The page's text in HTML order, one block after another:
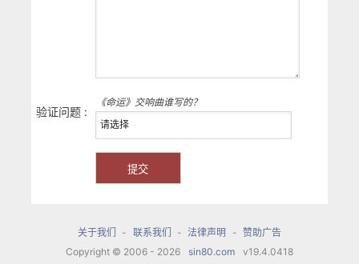
验证问题 :
《命运》交响曲谁写的？
关于我们 - 联系我们 - 法律声明 - 赞助广告
Copyright © 2006 - 2026
sin80.com
v19.4.0418